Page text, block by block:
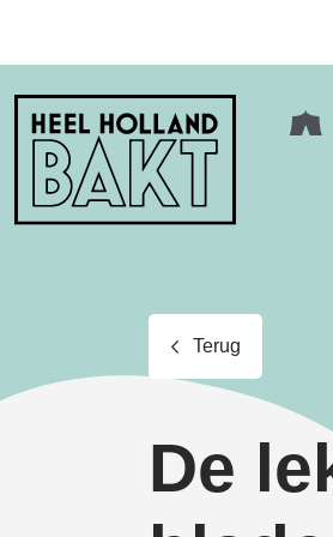
Heel
Holland
Bakt
Terug
De